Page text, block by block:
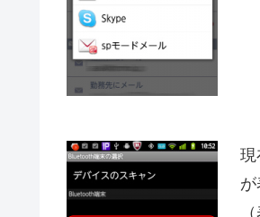
現
が